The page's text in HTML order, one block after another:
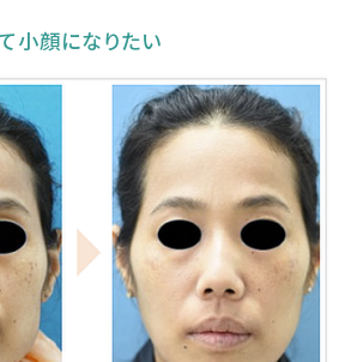
小顔になりたい